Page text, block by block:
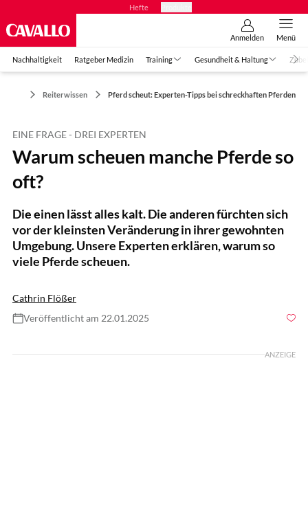
Hefte
Anmelden Menü
Nachhaltigkeit Ratgeber Medizin Training Gesundheit & Haltung
Reiterwissen Pferd scheut: Experten-Tipps bei schreckhaften Pferden
EINE FRAGE - DREI EXPERTEN
Warum scheuen manche Pferde so
oft?
Die einen lässt alles kalt. Die anderen fürchten sich
vor der kleinsten Veränderung in ihrer gewohnten
Umgebung. Unsere Experten erklären, warum so
viele Pferde scheuen.
Cathrin Flößer
Veröffentlicht am 22.01.2025
ANZEIGE